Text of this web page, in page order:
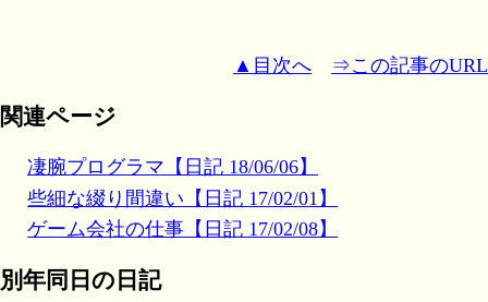
▲目次へ ⇒この記事のURL
関連ページ
凄腕プログラマ【日記 18/06/06】
些細な綴り間違い【日記 17/02/01】
ゲーム会社の仕事【日記 17/02/08】
別年同日の日記